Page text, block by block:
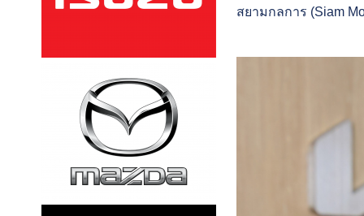
สยามกลการ (Siam